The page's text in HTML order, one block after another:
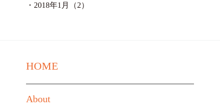
・ 2018年1月（2）
HOME
About